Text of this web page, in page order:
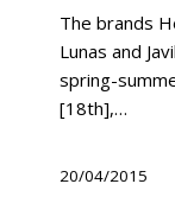
The brands
Lunas and
spring-
[18th],…
20/04/2015